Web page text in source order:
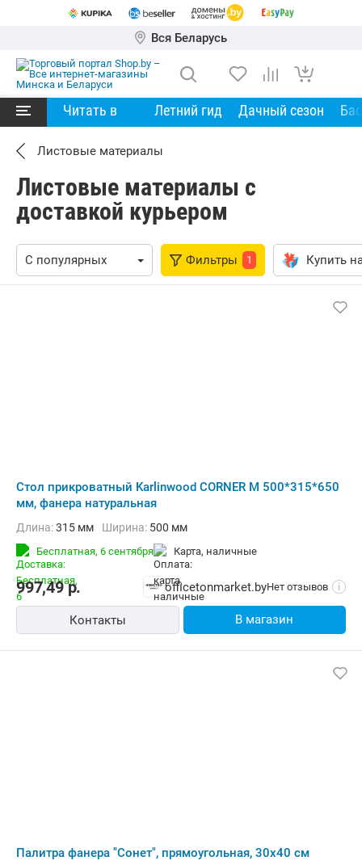
Вся Беларусь
Читать в Летний гид Дачный сезон
Листовые материалы
Листовые материалы с
доставкой курьером
Фильтры 1 Купить
Стол прикроватный Karlinwood CORNER M 500*315*650
мм, фанера натуральная
Длина:315 мм Ширина: 500 мм
Бесплатная, 6 сентября карта, наличные
997,49р. officetonmarket.byНет отзывов i
Контакты В магазин
Палитра фанера "Сонет", прямоугольная, 30x40 см